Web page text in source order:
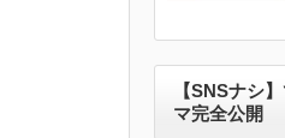
【SNSナシ
マ完全公開